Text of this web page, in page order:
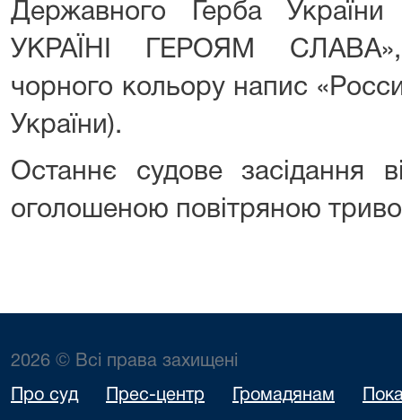
Державного Герба
УКРАЇНІ ГЕРОЯМ
чорного кольору напис
України).
Останнє судове засідання
оголошеною повітряною
2026 © Всі права захищені
Про суд Прес-центр Громадянам